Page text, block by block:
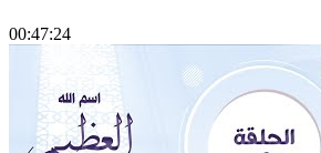
00:47:24